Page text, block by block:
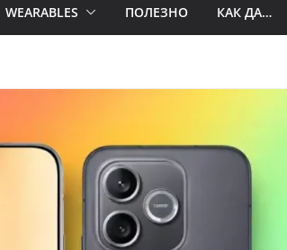
WEARABLES ПОЛЕЗНО КАК ДА…